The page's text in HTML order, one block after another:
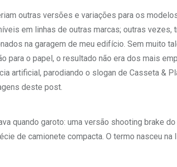
outras versões e variações para os
em linhas de outras marcas; outras vezes,
na garagem de meu edifício. Sem muito
para o papel, o resultado não era dos mais
artificial, parodiando o slogan de Casseta &
deste post.
quando garoto: uma versão shooting brake
de camionete compacta. O termo nasceu na